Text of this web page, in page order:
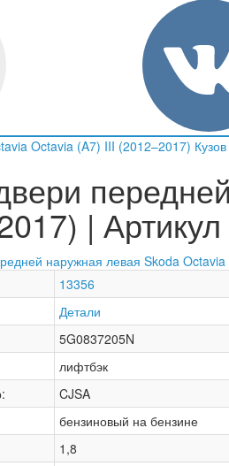
Octavia (A7) III (2012–2017)
|
13356
Детали
5G0837205N
лифтбэк
CJSA
бензиновый на бензине
1,8